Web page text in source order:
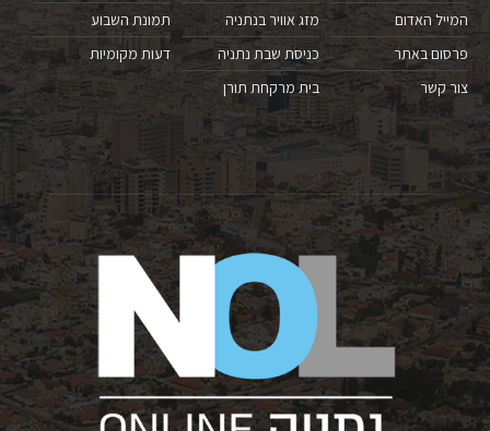
המייל האדום
פרסום באתר
צור קשר
מזג אוויר בנתניה
כניסת שבת נתניה
בית מרקחת תורן
תמונת השבוע
דעות מקומיות